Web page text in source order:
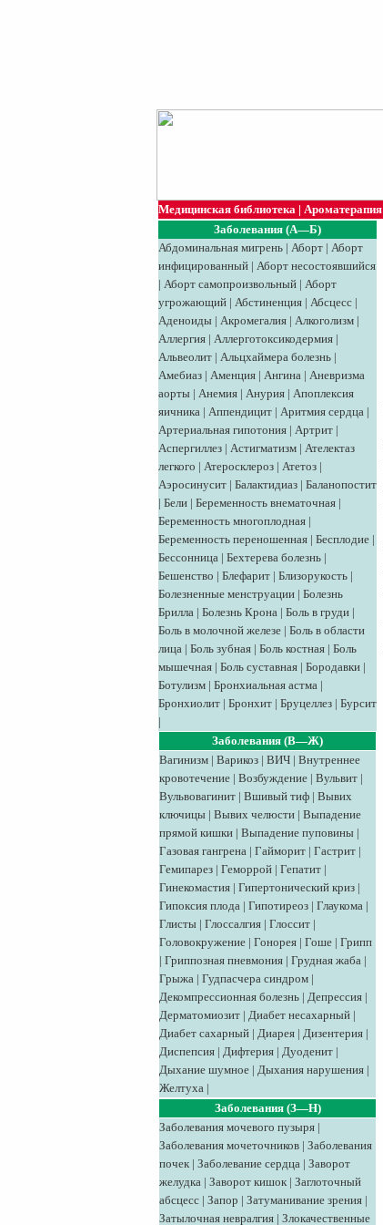
Медицинская библиотека | Ароматерапия
Заболевания (А—Б)
Абдоминальная мигрень | Аборт | Аборт
инфицированный | Аборт несостоявшийся
| Аборт самопроизвольный | Аборт
угрожающий | Абстиненция | Абсцесс |
Аденоиды | Акромегалия | Алкоголизм |
Аллергия | Аллерготоксикодермия |
Альвеолит | Альцхаймера болезнь |
Амебиаз | Аменция | Ангина | Аневризма
аорты | Анемия | Анурия | Апоплексия
яичника | Аппендицит | Аритмия сердца |
Артериальная гипотония | Артрит |
Аспергиллез | Астигматизм | Ателектаз
легкого | Атеросклероз | Атетоз |
Аэросинусит | Балактидиаз | Баланопостит
| Бели | Беременность внематочная |
Беременность многоплодная |
Беременность переношенная | Бесплодие |
Бессонница | Бехтерева болезнь |
Бешенство | Блефарит | Близорукость |
Болезненные менструации | Болезнь
Брилла | Болезнь Крона | Боль в груди |
Боль в молочной железе | Боль в области
лица | Боль зубная | Боль костная | Боль
мышечная | Боль суставная | Бородавки |
Ботулизм | Бронхиальная астма |
Бронхиолит | Бронхит | Бруцеллез | Бурсит
|
Заболевания (В—Ж)
Вагинизм | Варикоз | ВИЧ | Внутреннее
кровотечение | Возбуждение | Вульвит |
Вульвовагинит | Вшивый тиф | Вывих
ключицы | Вывих челюсти | Выпадение
прямой кишки | Выпадение пуповины |
Газовая гангрена | Гайморит | Гастрит |
Гемипарез | Геморрой | Гепатит |
Гинекомастия | Гипертонический криз |
Гипоксия плода | Гипотиреоз | Глаукома |
Глисты | Глоссалгия | Глоссит |
Головокружение | Гонорея | Гоше | Грипп
| Гриппозная пневмония | Грудная жаба |
Грыжа | Гудпасчера синдром |
Декомпрессионная болезнь | Депрессия |
Дерматомиозит | Диабет несахарный |
Диабет сахарный | Диарея | Дизентерия |
Диспепсия | Дифтерия | Дуоденит |
Дыхание шумное | Дыхания нарушения |
Желтуха |
Заболевания (З—Н)
Заболевания мочевого пузыря |
Заболевания мочеточников | Заболевания
почек | Заболевание сердца | Заворот
желудка | Заворот кишок | Заглоточный
абсцесс | Запор | Затуманивание зрения |
Затылочная невралгия | Злокачественные